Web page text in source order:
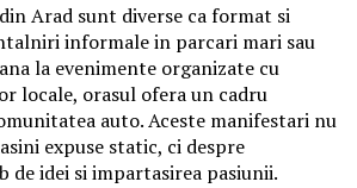
Arad sunt diverse ca format si
informale in parcari mari sau
la evenimente organizate cu
locale, orasul ofera un cadru
auto. Aceste manifestari nu
expuse static, ci despre
de idei si impartasirea pasiunii.